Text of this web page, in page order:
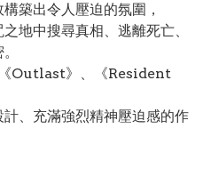
築出令人壓迫的氛圍，
地中搜尋真相、逃離死亡、
《Outlast》、《Resident
、充滿強烈精神壓迫感的作